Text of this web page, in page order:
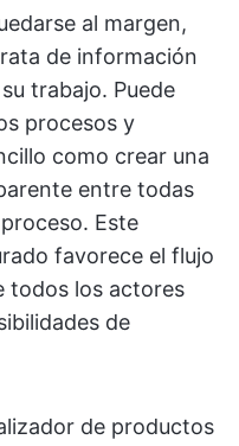
al margen,
de información
trabajo. Puede
procesos y
como crear una
entre todas
Este
favorece el flujo
todos los actores
de
de productos